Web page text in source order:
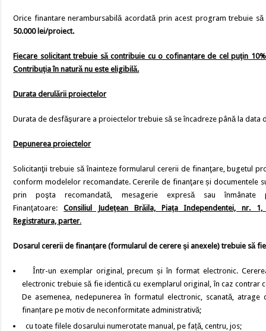
Orice finantare nerambursabilă acordată prin acest program trebuie
50.000 lei/proiect.
Fiecare solicitant trebuie să contribuie cu o cofinanțare de cel puţin
Contribuţia în natură nu este eligibilă.
Durata derulării proiectelor
Durata de desfăşurare a proiectelor trebuie să se încadreze până la data
Depunerea proiectelor
Solicitanţii trebuie să înainteze formularul cererii de finanţare, bugetul
conform modelelor recomandate. Cererile de finanţare și documentele
prin poşta recomandată, mesagerie expresă sau înmânate
Finanţatoare:Consiliul Judeţean Brăila, Piaţa Independentei, nr.
Registratura, parter.
Dosarul cererii de finanţare (formularul de cerere şi anexele) trebuie să
Într-un exemplar original, precum și în format electronic.
electronic trebuie să fie identică cu exemplarul original, în caz contrar
De asemenea, nedepunerea în formatul electronic, scanată,
finanțare pe motiv de neconformitate administrativă;
cu toate filele dosarului numerotate manual, pe față, centru, jos;